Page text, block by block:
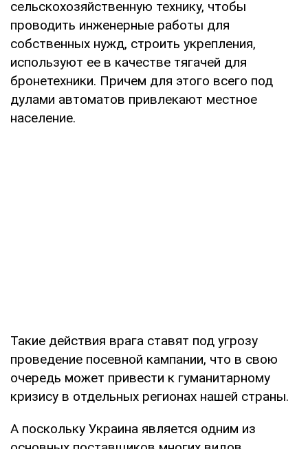
сельскохозяйственную технику, чтобы
проводить инженерные работы для
собственных нужд, строить укрепления,
используют ее в качестве тягачей для
бронетехники. Причем для этого всего под
дулами автоматов привлекают местное
население.
Такие действия врага ставят под угрозу
проведение посевной кампании, что в свою
очередь может привести к гуманитарному
кризису в отдельных регионах нашей страны.
А поскольку Украина является одним из